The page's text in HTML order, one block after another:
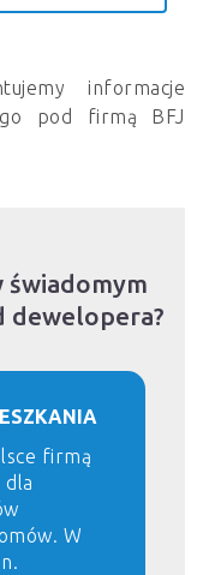
informacje
pod firmą BFJ
świadomym
dewelopera?
firmą
dla
W